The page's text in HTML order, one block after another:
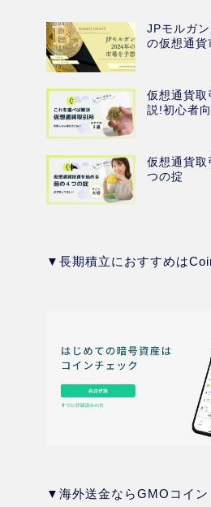
JPモルガ
の仮想通貨
仮想通貨取
説!初心者
仮想通貨取
つの掟
▼長期積立におすすめは
▼海外送金ならGMOコイン